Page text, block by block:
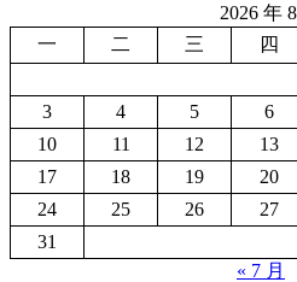
2026 年
一
二 三 四
3
4 5 6
10
11 12 13
17
18 19 20
24
25 26 27
31
« 7 月